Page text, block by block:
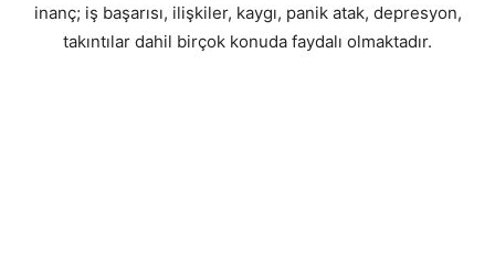
inanç; iş başarısı, ilişkiler, kaygı, panik atak, depresyon,
takıntılar dahil birçok konuda faydalı olmaktadır.